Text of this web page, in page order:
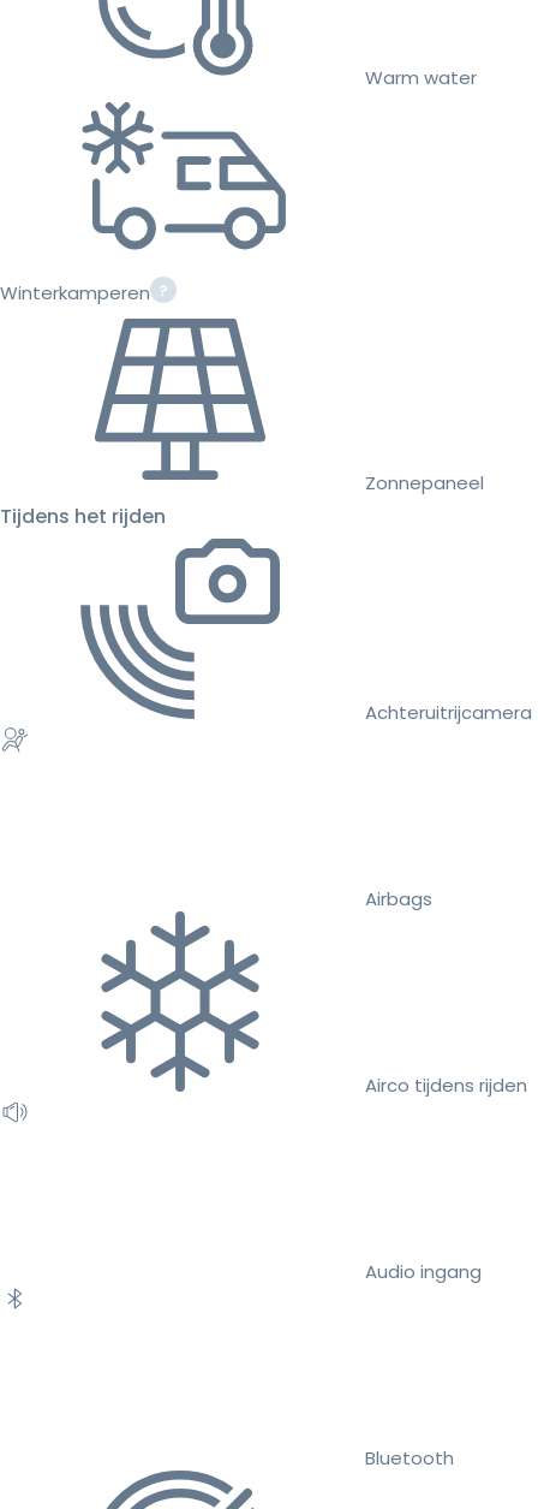
Warm water
Winterkamperen
Zonnepaneel
Tijdens het rijden
Achteruitrijcamera
Airbags
Airco tijdens rijden
Audio ingang
Bluetooth